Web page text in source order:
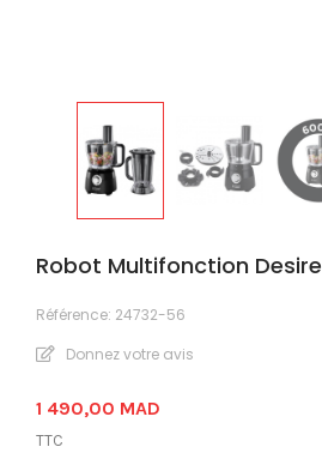
Robot Multifonction Desire
Référence: 24732-56
Donnez votre avis
1 490,00 MAD
TTC